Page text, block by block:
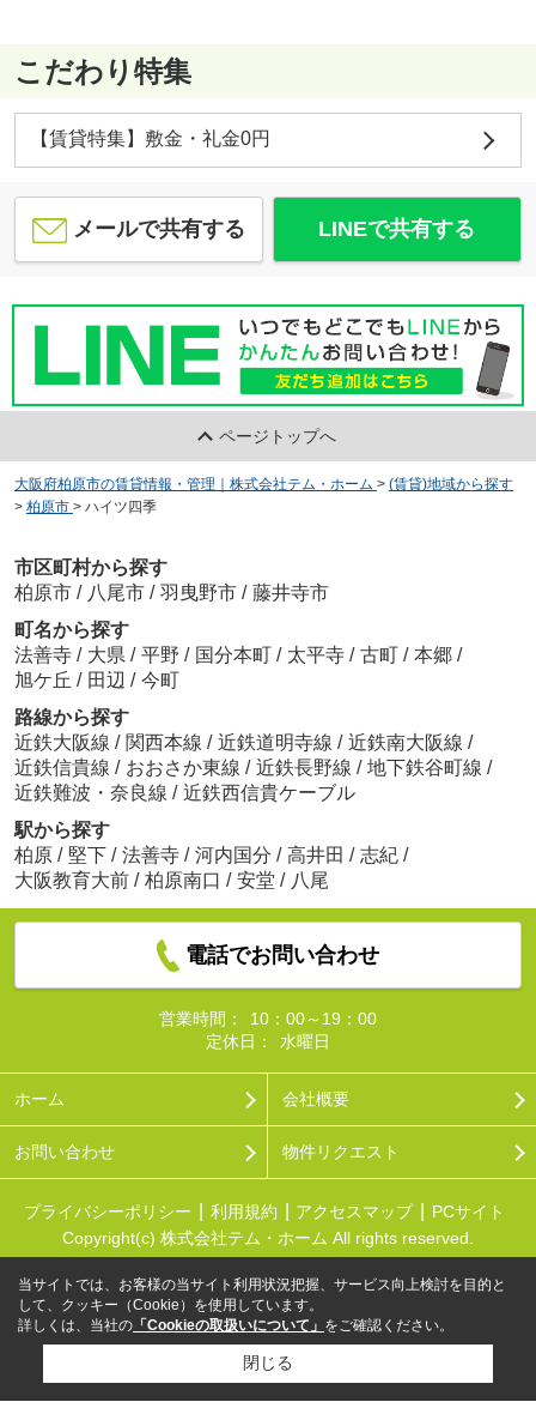
こだわり特集
【賃貸特集】敷金・礼金0円
メールで共有する LINEで共有する
ページトップへ
大阪府柏原市の賃貸情報・管理｜株式会社テム・ホーム > (賃貸)地域から探す
> 柏原市 > ハイツ四季
市区町村から探す
柏原市 / 八尾市 / 羽曳野市 / 藤井寺市
町名から探す
法善寺 / 大県 / 平野 / 国分本町 / 太平寺 / 古町 / 本郷 /
旭ケ丘 / 田辺 / 今町
路線から探す
近鉄大阪線 / 関西本線 / 近鉄道明寺線 / 近鉄南大阪線 /
近鉄信貴線 / おおさか東線 / 近鉄長野線 / 地下鉄谷町線 /
近鉄難波・奈良線 / 近鉄西信貴ケーブル
駅から探す
柏原 / 堅下 / 法善寺 / 河内国分 / 高井田 / 志紀 /
大阪教育大前 / 柏原南口 / 安堂 / 八尾
電話でお問い合わせ
営業時間：
10：00～19：00
定休日：
水曜日
ホーム 会社概要
お問い合わせ 物件リクエスト
プライバシーポリシー 利用規約 アクセスマップ
PCサイト
Copyright(c) 株式会社テム・ホーム All rights reserved.
当サイトでは、お客様の当サイト利用状況把握、サービス向上検討を目的と
して、クッキー（Cookie）を使用しています。
詳しくは、当社の 「Cookieの取扱いについて」 をご確認ください。
閉じる